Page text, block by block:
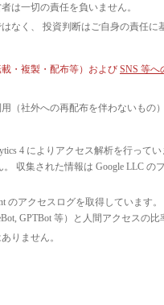
は一切の責任を負いません。
なく、 投資判断はご自身の責任に
・複製・配布等）および SNS 等へ
（社外への再配布を伴わないもの
4 によりアクセス解析を行っ
収集された情報は Google LLC
のアクセスログを取得しています
GPTBot 等）と人間アクセスの
りません。